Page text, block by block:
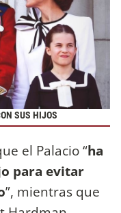
SUS HIJOS
el Palacio “ha
para evitar
”, mientras que